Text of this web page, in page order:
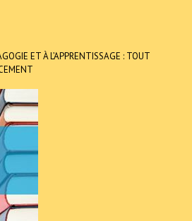
ET À L’APPRENTISSAGE : TOUT